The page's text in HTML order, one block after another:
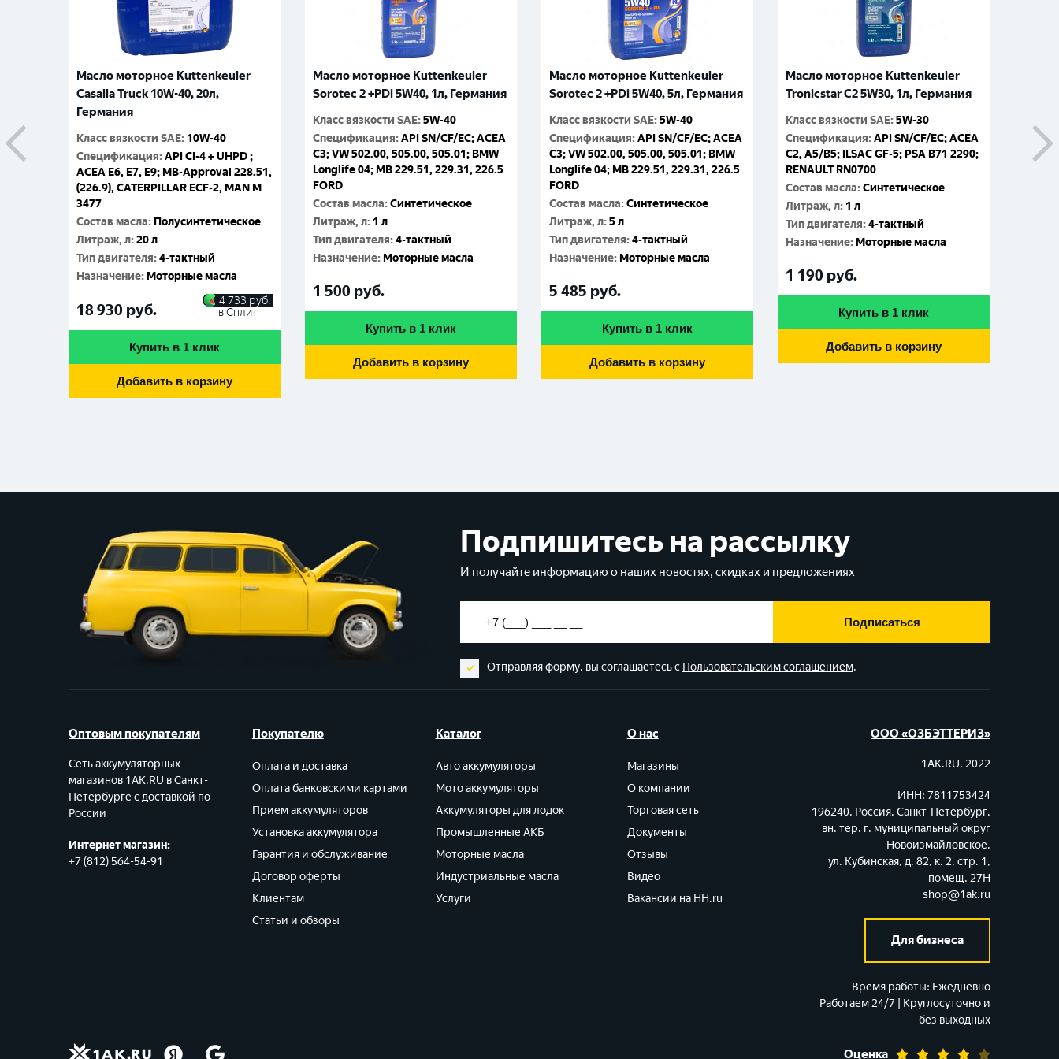
Масло моторное Kuttenkeuler
Casalla Truck 10W-40, 20л,
Германия
Класс вязкости SAE: 10W-40
Спецификация:API CI-4 + UHPD ;
ACEA E6, E7, E9; MB-Approval 228.51,
(226.9), CATERPILLAR ECF-2, MAN M
3477
Состав масла: Полусинтетическое
Литраж, л:20 л
Тип двигателя:4-тактный
Назначение: Моторные масла
18 930 руб.
4 733 руб.
в Сплит
Купить в 1 клик
Добавить в корзину
Масло моторное Kuttenkeuler
Sorotec 2 +PDi 5W40, 1л, Германия
Класс вязкости SAE:5W-40
Спецификация:API SN/CF/EC; ACEA
C3; VW 502.00, 505.00, 505.01; BMW
Longlife 04; MB 229.51, 229.31, 226.5
FORD
Состав масла:Синтетическое
Литраж, л: 1 л
Тип двигателя:4-тактный
Назначение: Моторные масла
1 500 руб.
Купить в 1 клик
Добавить в корзину
Масло моторное Kuttenkeuler
Sorotec 2 +PDi 5W40, 5л, Германия
Класс вязкости SAE:5W-40
Спецификация:API SN/CF/EC; ACEA
C3; VW 502.00, 505.00, 505.01; BMW
Longlife 04; MB 229.51, 229.31, 226.5
FORD
Состав масла:Синтетическое
Литраж, л:5 л
Тип двигателя:4-тактный
Назначение: Моторные масла
5 485 руб.
Купить в 1 клик
Добавить в корзину
Масло моторное Kuttenkeuler
Tronicstar C2 5W30, 1л, Германия
Класс вязкости SAE:5W-30
Спецификация:API SN/CF/EC; ACEA
C2, A5/B5; ILSAC GF-5; PSA B71 2290;
RENAULT RN0700
Состав масла:Синтетическое
Литраж, л: 1 л
Тип двигателя:4-тактный
Назначение: Моторные масла
1 190 руб.
Купить в 1 клик
Добавить в корзину
C2,
Подпишитесь на рассылку
И получайте информацию о наших новостях, скидках и предложениях
Подписаться
Отправляя форму, вы соглашаетесь с Пользовательским соглашением.
Оптовым покупателям
Сеть аккумуляторных
магазинов 1AK.RU в Санкт-
Петербурге с доставкой по
России
Интернет магазин:
+7 (812) 564-54-91
Покупателю
Оплата и доставка
Оплата банковскими картами
Прием аккумуляторов
Установка аккумулятора
Гарантия и обслуживание
Договор оферты
Клиентам
Статьи и обзоры
Каталог
Авто аккумуляторы
Мото аккумуляторы
Аккумуляторы для лодок
Промышленные АКБ
Моторные масла
Индустриальные масла
Услуги
О нас
Магазины
О компании
Торговая сеть
Документы
Отзывы
Видео
Вакансии на HH.ru
ООО «ОЗБЭТТЕРИЗ»
1AK.RU, 2022
ИНН: 7811753424
196240, Россия, Санкт-Петербург,
вн. тер. г. муниципальный округ
Новоизмайловское,
ул. Кубинская, д. 82, к. 2, стр. 1,
помещ. 27Н
shop@1ak.ru
Для бизнеса
Время работы: Ежедневно
Работаем 24/7 | Круглосуточно и
без выходных
Оценка